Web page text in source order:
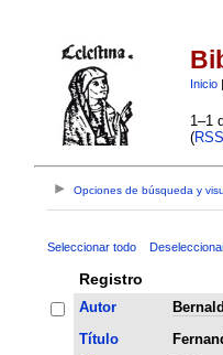
Inicio|
1–1
(RSS
Opciones de búsqueda y
Seleccionar todo
Registro
Autor
Título